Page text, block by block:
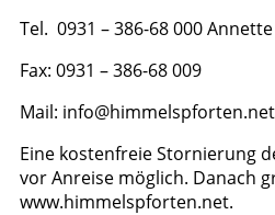
Tel. 0931 – 386-68 000
Fax: 0931 – 386-68 009
Mail: info@himmelspforten.net
Eine kostenfreie Stornierung
vor Anreise möglich. Danach
www.himmelspforten.net.